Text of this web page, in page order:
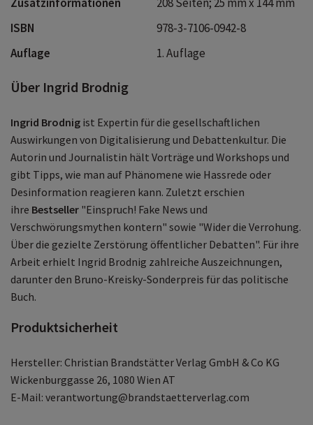
ISBN
978-3-7106-0942-8
Auflage
1. Auflage
Über Ingrid Brodnig
Ingrid Brodnig ist Expertin für die gesellschaftlichen
Auswirkungen von Digitalisierung und Debattenkultur. Die
Autorin und Journalistin hält Vorträge und Workshops und
gibt Tipps, wie man auf Phänomene wie Hassrede oder
Desinformation reagieren kann. Zuletzt erschien
ihre Bestseller "Einspruch! Fake News und
Verschwörungsmythen kontern" sowie "Wider die Verrohung.
Über die gezielte Zerstörung öffentlicher Debatten". Für ihre
Arbeit erhielt Ingrid Brodnig zahlreiche Auszeichnungen,
darunter den Bruno-Kreisky-Sonderpreis für das politische
Buch.
Produktsicherheit
Hersteller: Christian Brandstätter Verlag GmbH & Co KG
Wickenburggasse 26, 1080 Wien AT
E-Mail: verantwortung@brandstaetterverlag.com